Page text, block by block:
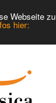
Webseite zu
hier: